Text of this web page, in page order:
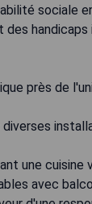
sociale
des
près de
une cuisine
avec